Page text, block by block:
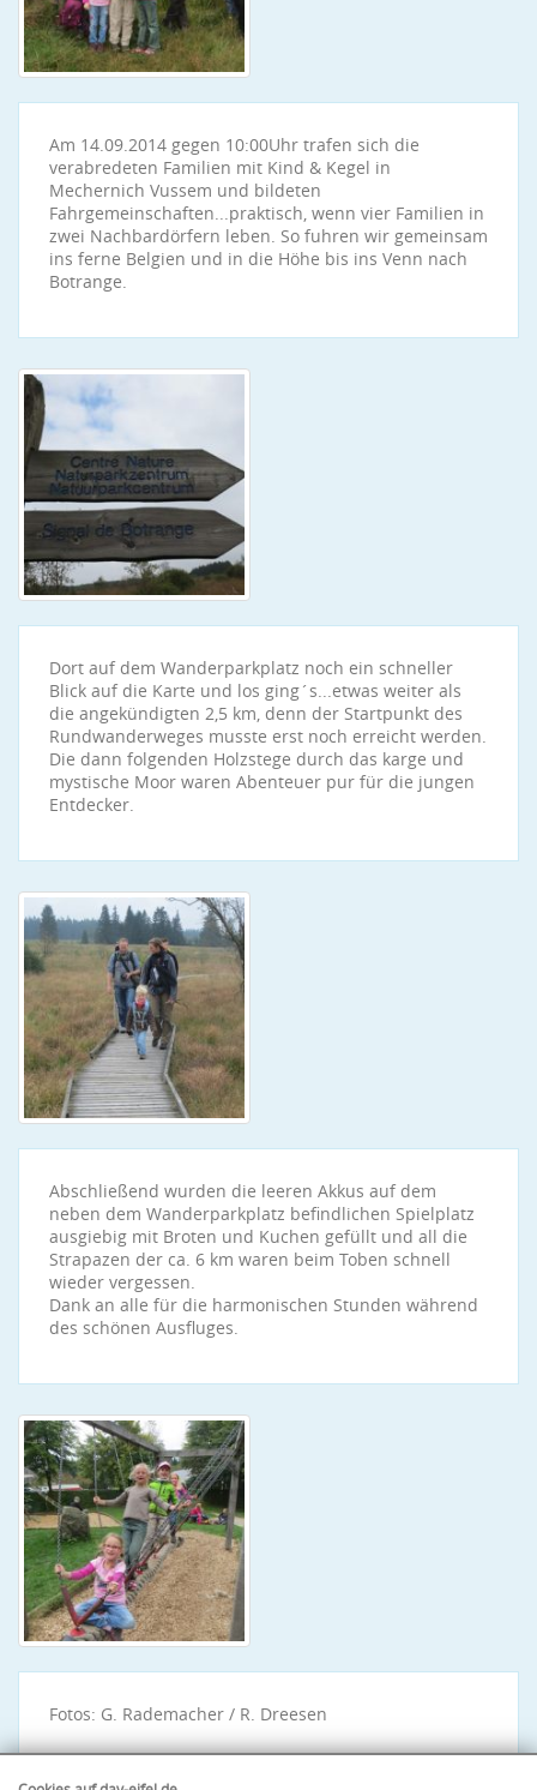
Am 14.09.2014 gegen 10:00Uhr trafen sich die
verabredeten Familien mit Kind & Kegel in
Mechernich Vussem und bildeten
Fahrgemeinschaften...praktisch, wenn vier Familien in
zwei Nachbardörfern leben. So fuhren wir gemeinsam
ins ferne Belgien und in die Höhe bis ins Venn nach
Botrange.
Dort auf dem Wanderparkplatz noch ein schneller
Blick auf die Karte und los ging´s...etwas weiter als
die angekündigten 2,5 km, denn der Startpunkt des
Rundwanderweges musste erst noch erreicht werden.
Die dann folgenden Holzstege durch das karge und
mystische Moor waren Abenteuer pur für die jungen
Entdecker.
Abschließend wurden die leeren Akkus auf dem
neben dem Wanderparkplatz befindlichen Spielplatz
ausgiebig mit Broten und Kuchen gefüllt und all die
Strapazen der ca. 6 km waren beim Toben schnell
wieder vergessen.
Dank an alle für die harmonischen Stunden während
des schönen Ausfluges.
Fotos: G. Rademacher / R. Dreesen